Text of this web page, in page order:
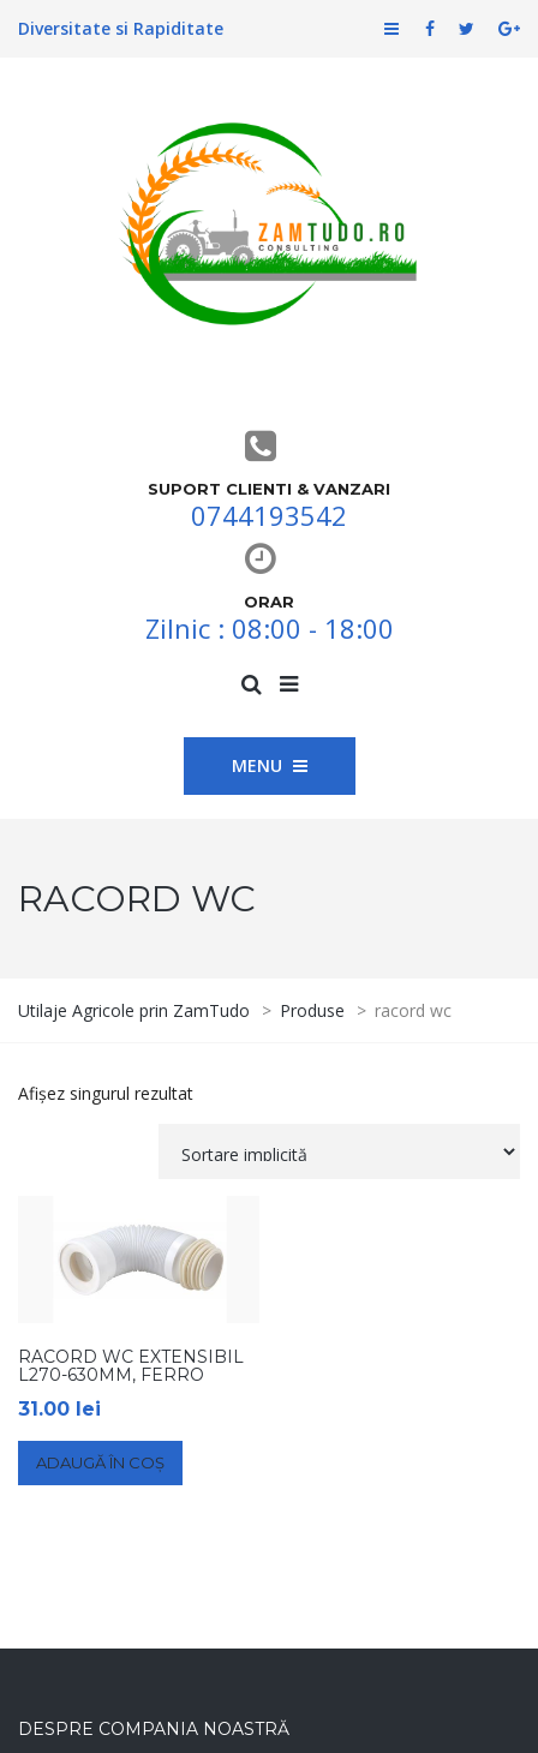
Diversitate si Rapiditate
SUPORT CLIENTI & VANZARI
0744193542
ORAR
Zilnic : 08:00 - 18:00
MENU
RACORD WC
Utilaje Agricole prin ZamTudo > Produse > racord wc
Afișez singurul rezultat
RACORD WC EXTENSIBIL
L270-630MM, FERRO
31.00 lei
ADAUGĂ ÎN COȘ
DESPRE COMPANIA NOASTRĂ